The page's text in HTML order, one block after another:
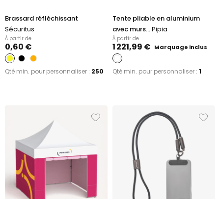
Brassard réfléchissant
Sécuritus
À partir de
0,60 €
Qté min. pour personnaliser : 250
Tente pliable en aluminium
avec murs...Pipia
À partir de
1 221,99 € Marquage inclus
Qté min. pour personnaliser : 1